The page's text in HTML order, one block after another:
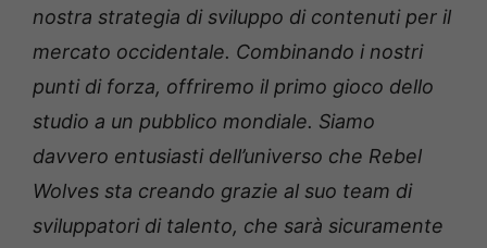
nostra strategia di sviluppo di contenuti per il
mercato occidentale. Combinando i nostri
punti di forza, offriremo il primo gioco dello
studio a un pubblico mondiale. Siamo
davvero entusiasti dell’universo che Rebel
Wolves sta creando grazie al suo team di
sviluppatori di talento, che sarà sicuramente